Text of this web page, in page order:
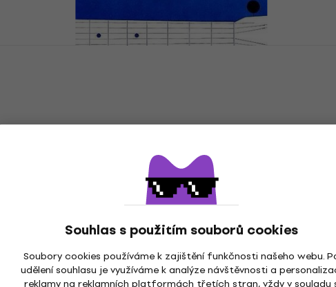
Souhlas s použitím souborů cookies
Soubory cookies používáme k zajištění funkčnosti našeho webu.
udělení souhlasu je využíváme k analýze návštěvnosti a
reklamy na reklamních platformách třetích stran, vždy v souladu
214 Kč218 Kč
Josef Kotík 50 lidových písní II Noty
Skladem u dodavatele